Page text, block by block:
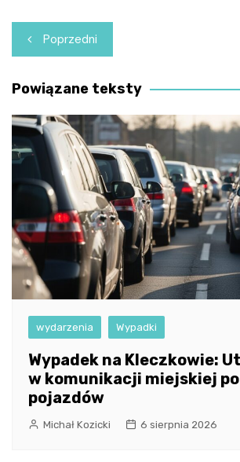
Nawigacja
wpisu
Poprzedni
Powiązane teksty
wydarzenia Wypadki
Wypadek na Kleczkowie:
w komunikacji miejskiej
pojazdów
Michał Kozicki 6 sierpnia 2026